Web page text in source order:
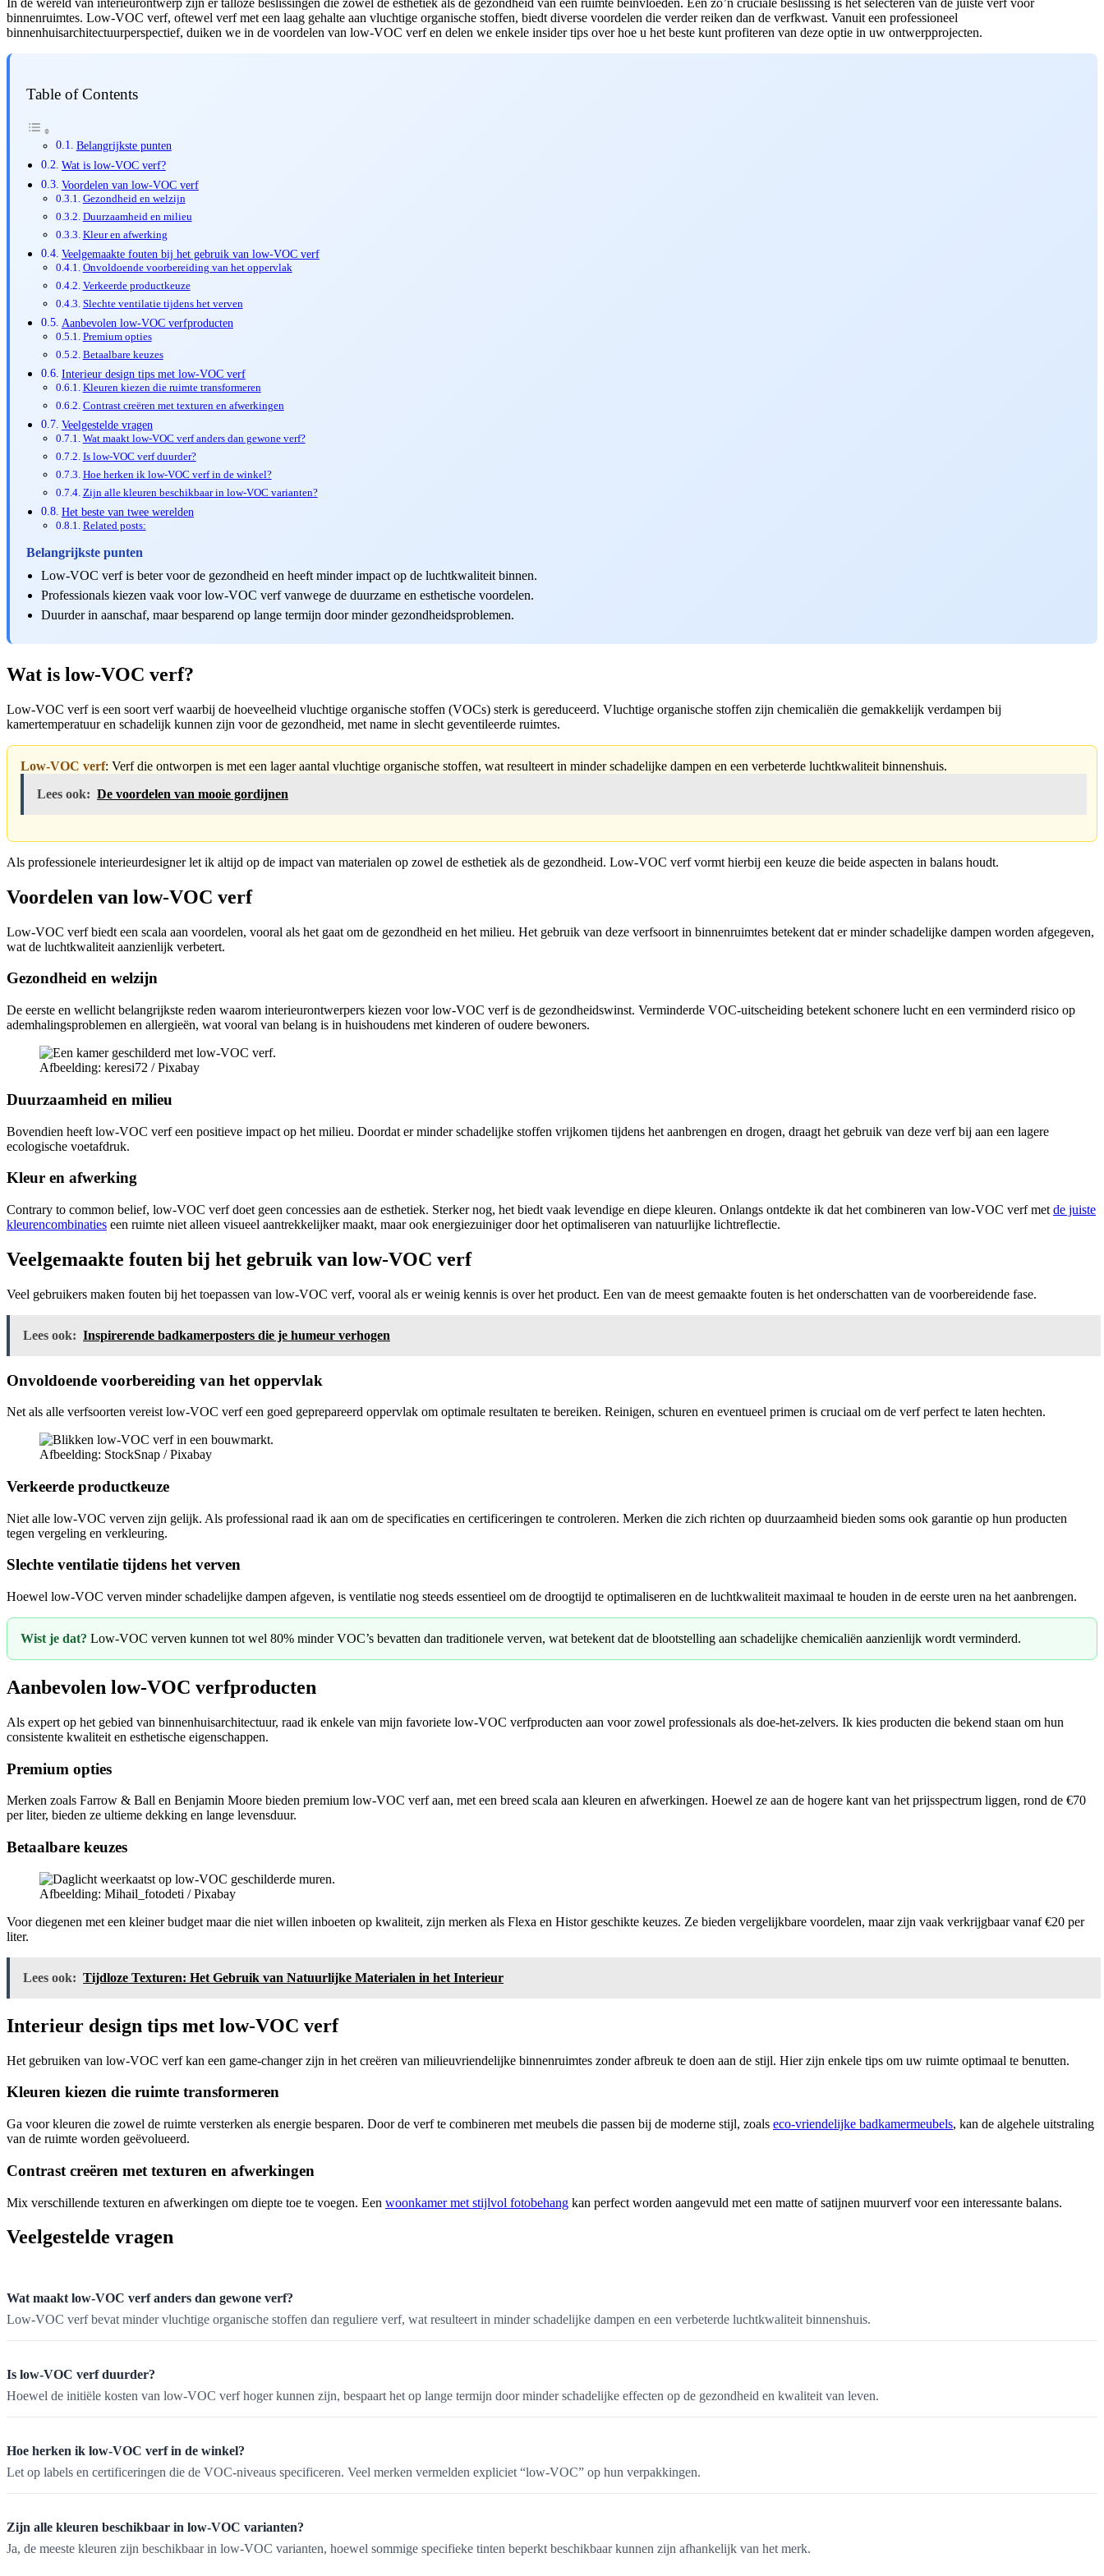
binnenruimtes. Low-VOC verf, oftewel verf met een laag gehalte aan vluchtige organische stoffen, biedt diverse voordelen die verder reiken dan de verfkwast. Vanuit een professioneel
binnenhuisarchitectuurperspectief, duiken we in de voordelen van low-VOC verf en delen we enkele insider tips over hoe u het beste kunt profiteren van deze optie in uw ontwerpprojecten.
Table of Contents
Belangrijkste punten
Wat is low-VOC verf?
Voordelen van low-VOC verf
Gezondheid en welzijn
Duurzaamheid en milieu
Kleur en afwerking
Veelgemaakte fouten bij het gebruik van low-VOC verf
Onvoldoende voorbereiding van het oppervlak
Verkeerde productkeuze
Slechte ventilatie tijdens het verven
Aanbevolen low-VOC verfproducten
Premium opties
Betaalbare keuzes
Interieur design tips met low-VOC verf
Kleuren kiezen die ruimte transformeren
Contrast creëren met texturen en afwerkingen
Veelgestelde vragen
Wat maakt low-VOC verf anders dan gewone verf?
Is low-VOC verf duurder?
Hoe herken ik low-VOC verf in de winkel?
Zijn alle kleuren beschikbaar in low-VOC varianten?
Het beste van twee werelden
Related posts:
Belangrijkste punten
Low-VOC verf is beter voor de gezondheid en heeft minder impact op de luchtkwaliteit binnen.
Professionals kiezen vaak voor low-VOC verf vanwege de duurzame en esthetische voordelen.
Duurder in aanschaf, maar besparend op lange termijn door minder gezondheidsproblemen.
Wat is low-VOC verf?
Low-VOC verf is een soort verf waarbij de hoeveelheid vluchtige organische stoffen (VOCs) sterk is gereduceerd. Vluchtige organische stoffen zijn chemicaliën die gemakkelijk verdampen bij
kamertemperatuur en schadelijk kunnen zijn voor de gezondheid, met name in slecht geventileerde ruimtes.
Low-VOC verf: Verf die ontworpen is met een lager aantal vluchtige organische stoffen, wat resulteert in minder schadelijke dampen en een verbeterde luchtkwaliteit binnenshuis.
Lees ook: De voordelen van mooie gordijnen
Als professionele interieurdesigner let ik altijd op de impact van materialen op zowel de esthetiek als de gezondheid. Low-VOC verf vormt hierbij een keuze die beide aspecten in balans houdt.
Voordelen van low-VOC verf
Low-VOC verf biedt een scala aan voordelen, vooral als het gaat om de gezondheid en het milieu. Het gebruik van deze verfsoort in binnenruimtes betekent dat er minder schadelijke dampen worden afgegeven,
wat de luchtkwaliteit aanzienlijk verbetert.
Gezondheid en welzijn
De eerste en wellicht belangrijkste reden waarom interieurontwerpers kiezen voor low-VOC verf is de gezondheidswinst. Verminderde VOC-uitscheiding betekent schonere lucht en een verminderd risico op
ademhalingsproblemen en allergieën, wat vooral van belang is in huishoudens met kinderen of oudere bewoners.
Afbeelding: keresi72 / Pixabay
Duurzaamheid en milieu
Bovendien heeft low-VOC verf een positieve impact op het milieu. Doordat er minder schadelijke stoffen vrijkomen tijdens het aanbrengen en drogen, draagt het gebruik van deze verf bij aan een lagere
ecologische voetafdruk.
Kleur en afwerking
Contrary to common belief, low-VOC verf doet geen concessies aan de esthetiek. Sterker nog, het biedt vaak levendige en diepe kleuren. Onlangs ontdekte ik dat het combineren van low-VOC verf met de juiste
kleurencombinaties een ruimte niet alleen visueel aantrekkelijker maakt, maar ook energiezuiniger door het optimaliseren van natuurlijke lichtreflectie.
Veelgemaakte fouten bij het gebruik van low-VOC verf
Veel gebruikers maken fouten bij het toepassen van low-VOC verf, vooral als er weinig kennis is over het product. Een van de meest gemaakte fouten is het onderschatten van de voorbereidende fase.
Lees ook: Inspirerende badkamerposters die je humeur verhogen
Onvoldoende voorbereiding van het oppervlak
Net als alle verfsoorten vereist low-VOC verf een goed geprepareerd oppervlak om optimale resultaten te bereiken. Reinigen, schuren en eventueel primen is cruciaal om de verf perfect te laten hechten.
Afbeelding: StockSnap / Pixabay
Verkeerde productkeuze
Niet alle low-VOC verven zijn gelijk. Als professional raad ik aan om de specificaties en certificeringen te controleren. Merken die zich richten op duurzaamheid bieden soms ook garantie op hun producten
tegen vergeling en verkleuring.
Slechte ventilatie tijdens het verven
Hoewel low-VOC verven minder schadelijke dampen afgeven, is ventilatie nog steeds essentieel om de droogtijd te optimaliseren en de luchtkwaliteit maximaal te houden in de eerste uren na het aanbrengen.
Wist je dat? Low-VOC verven kunnen tot wel 80% minder VOC’s bevatten dan traditionele verven, wat betekent dat de blootstelling aan schadelijke chemicaliën aanzienlijk wordt verminderd.
Aanbevolen low-VOC verfproducten
Als expert op het gebied van binnenhuisarchitectuur, raad ik enkele van mijn favoriete low-VOC verfproducten aan voor zowel professionals als doe-het-zelvers. Ik kies producten die bekend staan om hun
consistente kwaliteit en esthetische eigenschappen.
Premium opties
Merken zoals Farrow & Ball en Benjamin Moore bieden premium low-VOC verf aan, met een breed scala aan kleuren en afwerkingen. Hoewel ze aan de hogere kant van het prijsspectrum liggen, rond de €70
per liter, bieden ze ultieme dekking en lange levensduur.
Betaalbare keuzes
Afbeelding: Mihail_fotodeti / Pixabay
Voor diegenen met een kleiner budget maar die niet willen inboeten op kwaliteit, zijn merken als Flexa en Histor geschikte keuzes. Ze bieden vergelijkbare voordelen, maar zijn vaak verkrijgbaar vanaf €20 per
liter.
Lees ook: Tijdloze Texturen: Het Gebruik van Natuurlijke Materialen in het Interieur
Interieur design tips met low-VOC verf
Het gebruiken van low-VOC verf kan een game-changer zijn in het creëren van milieuvriendelijke binnenruimtes zonder afbreuk te doen aan de stijl. Hier zijn enkele tips om uw ruimte optimaal te benutten.
Kleuren kiezen die ruimte transformeren
Ga voor kleuren die zowel de ruimte versterken als energie besparen. Door de verf te combineren met meubels die passen bij de moderne stijl, zoals eco-vriendelijke badkamermeubels, kan de algehele uitstraling
van de ruimte worden geëvolueerd.
Contrast creëren met texturen en afwerkingen
Mix verschillende texturen en afwerkingen om diepte toe te voegen. Een woonkamer met stijlvol fotobehang kan perfect worden aangevuld met een matte of satijnen muurverf voor een interessante balans.
Veelgestelde vragen
Wat maakt low-VOC verf anders dan gewone verf?
Low-VOC verf bevat minder vluchtige organische stoffen dan reguliere verf, wat resulteert in minder schadelijke dampen en een verbeterde luchtkwaliteit binnenshuis.
Is low-VOC verf duurder?
Hoewel de initiële kosten van low-VOC verf hoger kunnen zijn, bespaart het op lange termijn door minder schadelijke effecten op de gezondheid en kwaliteit van leven.
Hoe herken ik low-VOC verf in de winkel?
Let op labels en certificeringen die de VOC-niveaus specificeren. Veel merken vermelden expliciet “low-VOC” op hun verpakkingen.
Zijn alle kleuren beschikbaar in low-VOC varianten?
Ja, de meeste kleuren zijn beschikbaar in low-VOC varianten, hoewel sommige specifieke tinten beperkt beschikbaar kunnen zijn afhankelijk van het merk.